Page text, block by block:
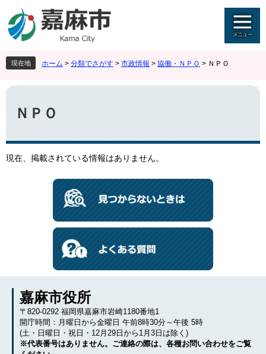
ジ
先
頭
す
。
ュ
を
飛
し
て
本
文
へ
現在地 ホーム > 分類でさがす > 市政情報 > 協働・ＮＰＯ > ＮＰＯ
本
文
ＮＰＯ
現在、掲載されている情報はありません。
嘉麻市役所
〒820-0292 福岡県嘉麻市岩崎1180番地1
開庁時間：月曜日から金曜日 午前8時30分～午後 5時
(土・日曜日・祝日・12月29日から1月3日は除く)
※代表番号はありません。ご連絡の際は、各種お問い合わせをご覧